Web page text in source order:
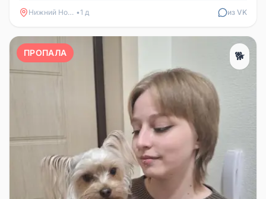
Нижний Новгород •1 д из VK
ПРОПАЛА 🐕